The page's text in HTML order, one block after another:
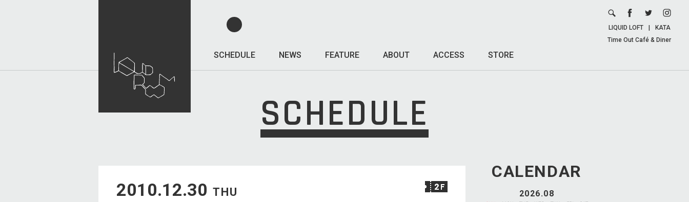
SCHEDULE NEWS FEATURE ABOUT ACCESS STORE
LIQUID LOFT
KATA
Time Out Café & Diner
SCHEDULE
CALENDAR
2026.08
2010.12.30 THU